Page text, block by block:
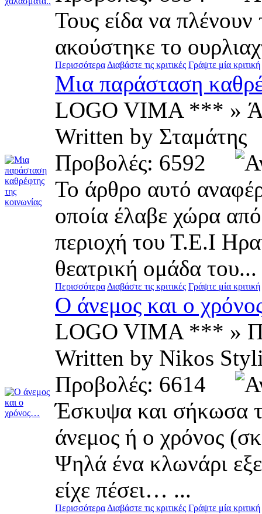
Τους είδα να
ακούστηκε το
Περισσότερα Διαβάστε τις κριτικές Γράψτε μία κριτική
Μια παράσταση
LOGO VIMA *** »
Written by
Προβολές: 6592
Το άρθρο αυτό
οποία έλαβε χώρα
περιοχή του Τ.Ε.Ι
θεατρική ομάδα του...
Περισσότερα Διαβάστε τις κριτικές Γράψτε μία κριτική
Ο άνεμος και ο
LOGO VIMA *** »
Written by Nikos
Προβολές: 6614
Έσκυψα και σήκωσα
άνεμος ή ο χρόνος
Ψηλά ένα κλωνάρι
είχε πέσει… ...
Περισσότερα Διαβάστε τις κριτικές Γράψτε μία κριτική